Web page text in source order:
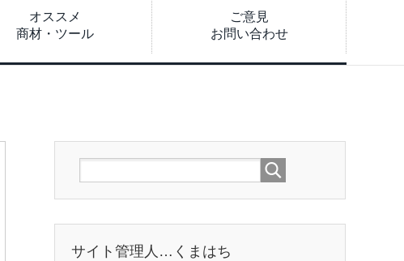
オススメ
商材・ツール
ご意見
お問い合わせ
サイト管理人…くまはち